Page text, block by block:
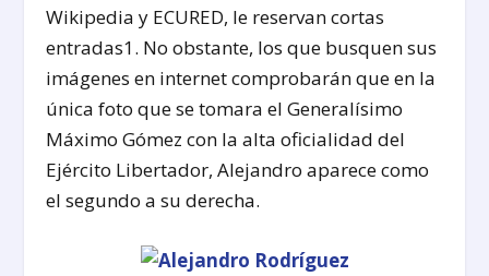
Wikipedia y ECURED, le reservan cortas
entradas1. No obstante, los que busquen sus
imágenes en internet comprobarán que en la
única foto que se tomara el Generalísimo
Máximo Gómez con la alta oficialidad del
Ejército Libertador, Alejandro aparece como
el segundo a su derecha.